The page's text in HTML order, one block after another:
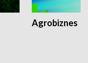
Agrobiznes